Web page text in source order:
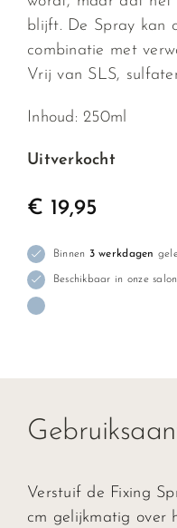
blijft. De Spray kan
combinatie met
Vrij van SLS,
Inhoud: 250ml
Uitverkocht
€ 19,95
Binnen 3 werkdagen
Beschikbaar in onze
Verstuif de Fixing
cm gelijkmatig over